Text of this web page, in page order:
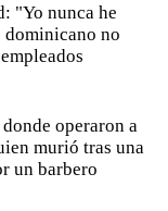
"Yo nunca he
dominicano no
operaron a
murió tras una
un barbero